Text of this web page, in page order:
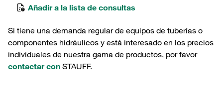
Añadir a la lista de consultas
Si tiene una demanda regular de equipos de tuberías o
componentes hidráulicos y está interesado en los precios
individuales de nuestra gama de productos, por favor
contactar con STAUFF.